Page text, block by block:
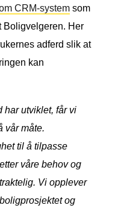
CRM-system som
Boligvelgeren. Her
adferd slik at
kan
utviklet, får vi
vår måte.
til å tilpasse
våre behov og
Vi opplever
og